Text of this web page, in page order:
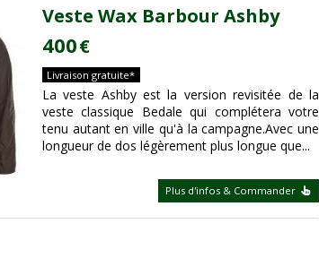
Veste Wax Barbour Ashby
400€
Livraison gratuite*
La veste Ashby est la version revisitée de la
veste classique Bedale qui complétera votre
tenu autant en ville qu'à la campagne.Avec une
longueur de dos légèrement plus longue que...
Plus d'infos & Commander